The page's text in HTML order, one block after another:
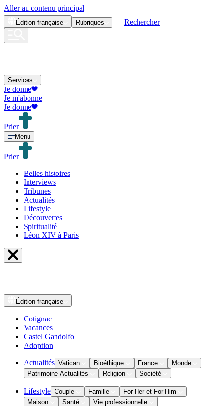
Aller au contenu principal
Édition française Rubriques Rechercher
Services
Je donne
Je m'abonne
Je donne
Prier
Menu
Prier
Belles histoires
Interviews
Tribunes
Actualités
Lifestyle
Découvertes
Spiritualité
Léon XIV à Paris
Édition française
Cotignac
Vacances
Castel Gandolfo
Adoption
Actualités Vatican Bioéthique France
Monde
Patrimoine Actualités
Religion Société
Lifestyle Couple Famille
For Her et For Him
Maison
Santé Vie professionnelle